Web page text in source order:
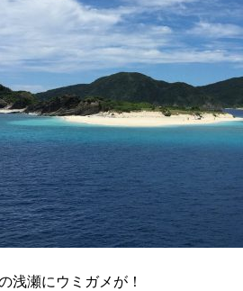
浅瀬にウミガメが！